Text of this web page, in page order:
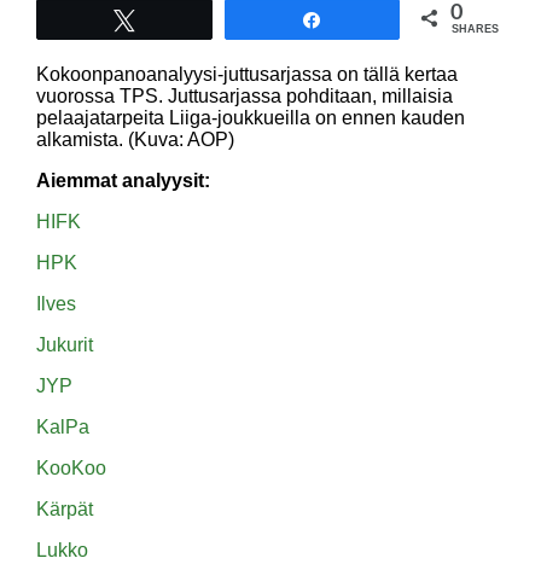
0
SHARES
Kokoonpanoanalyysi-juttusarjassa on tällä kertaa
vuorossa TPS. Juttusarjassa pohditaan, millaisia
pelaajatarpeita Liiga-joukkueilla on ennen kauden
alkamista. (Kuva: AOP)
Aiemmat analyysit:
HIFK
HPK
Ilves
Jukurit
JYP
KalPa
KooKoo
Kärpät
Lukko